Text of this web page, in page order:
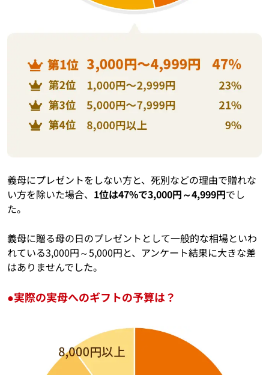
義母にプレゼントをしない方と、死別などの理由で贈れな
い方を除いた場合、 1位は47%で3,000円～4,999円でし
た。
義母に贈る母の日のプレゼントとして一般的な相場といわ
れている3,000円～5,000円と、アンケート結果に大きな差
はありませんでした。
●実際の実母へのギフトの予算は？